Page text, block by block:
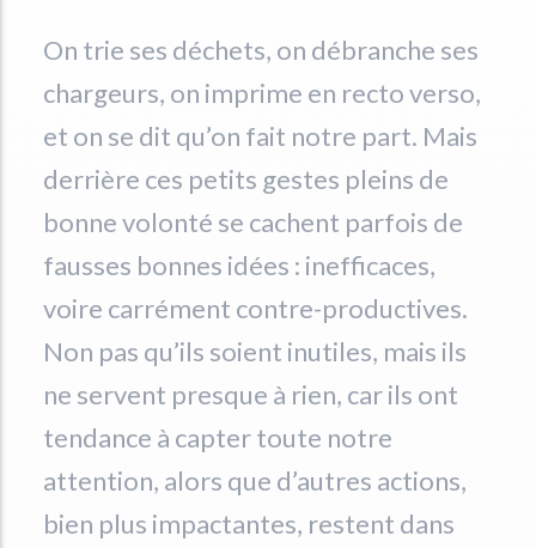
On trie ses déchets, on débranche ses
chargeurs, on imprime en recto verso,
et on se dit qu’on fait notre part. Mais
derrière ces petits gestes pleins de
bonne volonté se cachent parfois de
fausses bonnes idées : inefficaces,
voire carrément contre-productives.
Non pas qu’ils soient inutiles, mais ils
ne servent presque à rien, car ils ont
tendance à capter toute notre
attention, alors que d’autres actions,
bien plus impactantes, restent dans